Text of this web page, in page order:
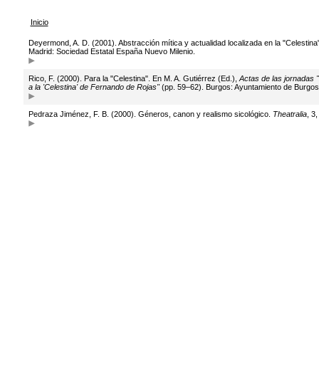
Inicio
Deyermond, A. D. (2001). Abstracción mítica y actualidad localizada en la
Madrid: Sociedad Estatal España Nuevo Milenio.
Rico, F. (2000). Para la "Celestina". En M. A. Gutiérrez (Ed.), Actas de las jornadas
a la 'Celestina' de Fernando de Rojas"(pp. 59–62). Burgos: Ayuntamiento de
Pedraza Jiménez, F. B. (2000). Géneros, canon y realismo sicológico. Theatralia, 3,